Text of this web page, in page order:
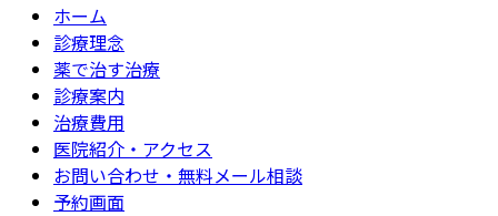
ホーム
診療理念
薬で治す治療
診療案内
治療費用
医院紹介・アクセス
お問い合わせ・無料メール相談
予約画面